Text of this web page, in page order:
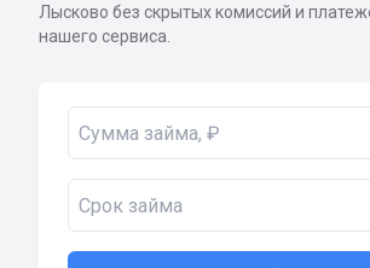
Лысково без скрытых комиссий и
нашего сервиса.